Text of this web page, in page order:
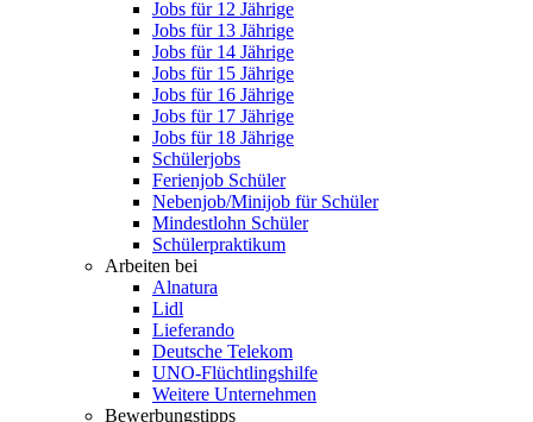
Jobs für 12 Jährige
Jobs für 13 Jährige
Jobs für 14 Jährige
Jobs für 15 Jährige
Jobs für 16 Jährige
Jobs für 17 Jährige
Jobs für 18 Jährige
Schülerjobs
Ferienjob Schüler
Nebenjob/Minijob für Schüler
Mindestlohn Schüler
Schülerpraktikum
Arbeiten bei
Alnatura
Lidl
Lieferando
Deutsche Telekom
UNO-Flüchtlingshilfe
Weitere Unternehmen
Bewerbungstipps